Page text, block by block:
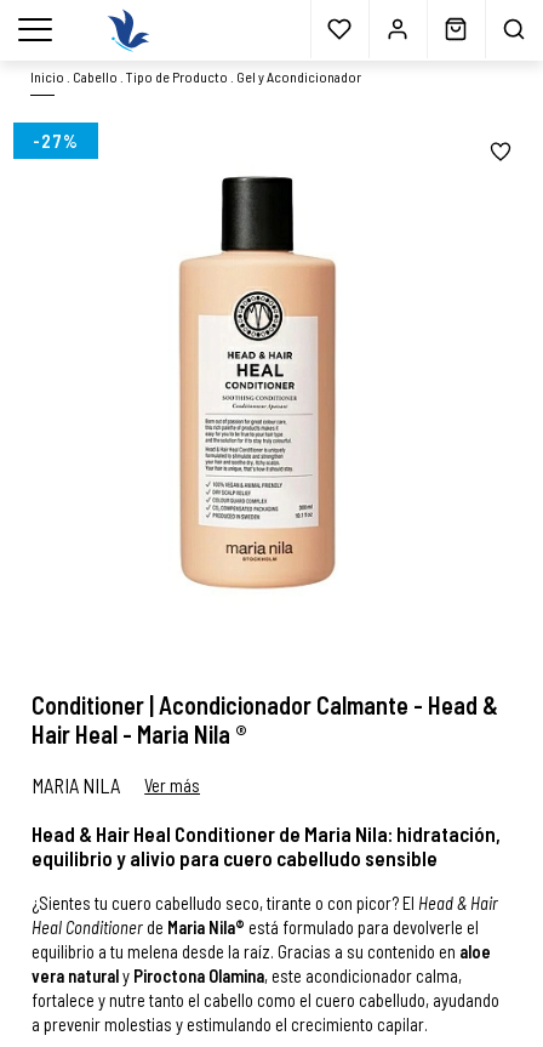
Envío gratisa partir 40€* Muestras gratis Blog
menu
Inicio Cabello .Tipo de Producto Gel y Acondicionador
-27%
Conditioner | Acondicionador Calmante - Head &
Hair Heal - Maria Nila ®
MARIA NILA Ver más
Head & Hair Heal Conditioner de Maria Nila: hidratación,
equilibrio y alivio para cuero cabelludo sensible
¿Sientes tu cuero cabelludo seco, tirante o con picor? El Head & Hair
Heal Conditioner de Maria Nila® está formulado para devolverle el
equilibrio a tu melena desde la raíz. Gracias a su contenido en aloe
vera naturaly Piroctona Olamina, este acondicionador calma,
fortalece y nutre tanto el cabello como el cuero cabelludo, ayudando
a prevenir molestias y estimulando el crecimiento capilar.